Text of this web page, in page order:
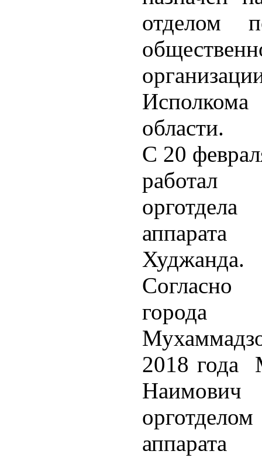
отделом
области.
С 20
работал
Худжанда.
Согласно
города
2018 года